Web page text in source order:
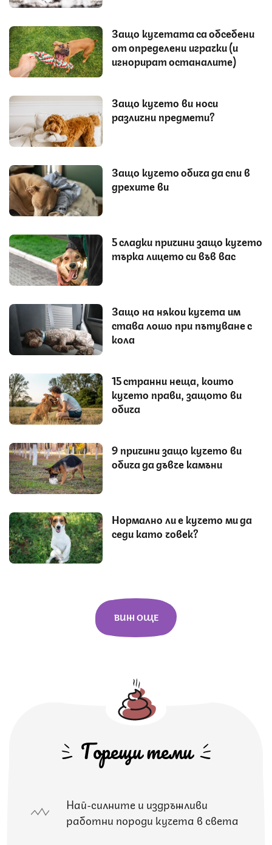
Защо кучетата са обсебени
от определени играчки (и
игнорират останалите)
Защо кучето ви носи
различни предмети?
Защо кучето обича да спи в
дрехите ви
5 сладки причини защо кучето
търка лицето си във вас
Защо на някои кучета им
става лошо при пътуване с
кола
15 странни неща, които
кучето прави, защото ви
обича
9 причини защо кучето ви
обича да дъвче камъни
Нормално ли е кучето ми да
седи като човек?
ВИЖ ОЩЕ
Горещи теми
Най-силните и издръжливи
работни породи кучета в света